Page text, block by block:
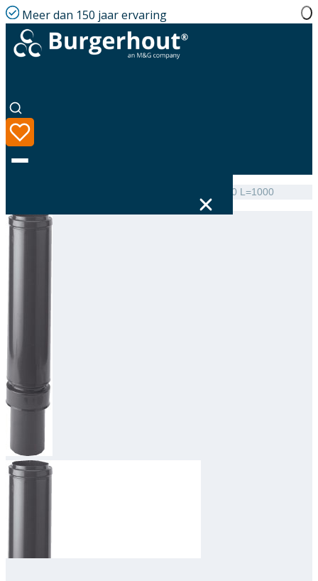
Meer dan 150 jaar ervaring
Oplossingen
Academy
Contact
Roof terminal Extension AL 80 L=1000